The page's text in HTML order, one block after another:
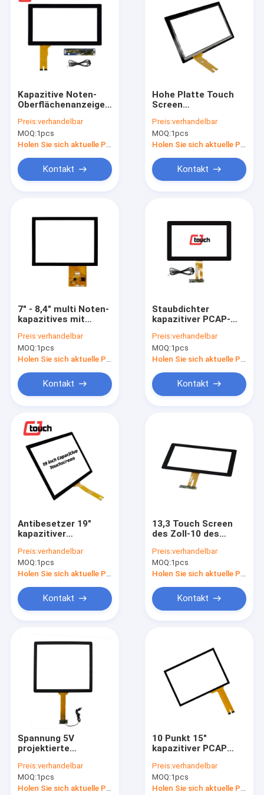
Produkte
Fabrik Tour
Nachrichten
Alle Fälle
PCAP-Noten-Monitor
Infrarotnoten-Monitor
AIO-Note PC
Infrarottouch Screen
Industrielle Anzeigen-Monitoren
SÄGE Noten-Monitor
LCD im Freien, der Anzeige annonciert
Touch Screen Unterrichts-Brett
TFT LCD-Platte
Akustische Oberflächenwellen-Touch Screen
Widerstrebender Touch Screen
Gebogener Touch Screen Monitor
Kapazitive Noten-
Oberflächenanzeige
Bildschirm für Kiosk
des öffentlichen
Orts
Preis:verhandelbar
MOQ:1pcs
Holen Sie sich aktuelle Preis
Kontakt
Hohe Platte Touch
Screen
PCAP für AIO-Note
PC 15,6 Zoll
Preis:verhandelbar
MOQ:1pcs
Holen Sie sich aktuelle Preis
Kontakt
7" - 8,4" multi Noten-
kapazitives mit
Bildschirm,
staubdichter
Blendschutztouch
Preis:verhandelbar
MOQ:1pcs
Holen Sie sich aktuelle Preis
Kontakt
Staubdichter
kapazitiver PCAP-
Screen mit USB-
Schnittstelle 13,3“
Preis:verhandelbar
MOQ:1pcs
Holen Sie sich aktuelle Preis
Kontakt
Antibesetzer 19"
kapazitiver
Touch Screen für
Büro-Anlagen-
Monitor
Preis:verhandelbar
MOQ:1pcs
Holen Sie sich aktuelle Preis
Kontakt
13,3 Touch Screen
des Zoll-10 des
Glasvandalen-Beweis
Preis:verhandelbar
MOQ:1pcs
Holen Sie sich aktuelle Preis
Kontakt
Spannung 5V
projektierte
19 den Vandalproof
Noten-Monitor des
Zoll-PCAP
Preis:verhandelbar
MOQ:1pcs
Holen Sie sich aktuelle Preis
10 Punkt 15"
kapazitiver PCAP
mit USB-
Schnittstelle
Preis:verhandelbar
MOQ:1pcs
Holen Sie sich aktuelle Preis